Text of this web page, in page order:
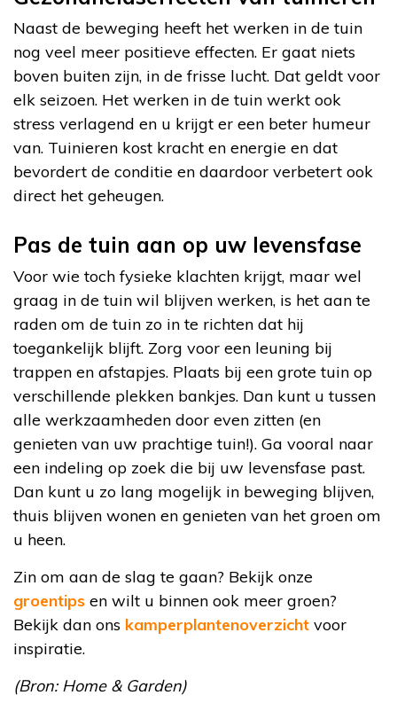
Naast de beweging heeft het werken in de tuin
nog veel meer positieve effecten. Er gaat niets
boven buiten zijn, in de frisse lucht. Dat geldt voor
elk seizoen. Het werken in de tuin werkt ook
stress verlagend en u krijgt er een beter humeur
van. Tuinieren kost kracht en energie en dat
bevordert de conditie en daardoor verbetert ook
direct het geheugen.
Pas de tuin aan op uw levensfase
Voor wie toch fysieke klachten krijgt, maar wel
graag in de tuin wil blijven werken, is het aan te
raden om de tuin zo in te richten dat hij
toegankelijk blijft. Zorg voor een leuning bij
trappen en afstapjes. Plaats bij een grote tuin op
verschillende plekken bankjes. Dan kunt u tussen
alle werkzaamheden door even zitten (en
genieten van uw prachtige tuin!). Ga vooral naar
een indeling op zoek die bij uw levensfase past.
Dan kunt u zo lang mogelijk in beweging blijven,
thuis blijven wonen en genieten van het groen om
u heen.
Zin om aan de slag te gaan? Bekijk onze
groentips en wilt u binnen ook meer groen?
Bekijk dan ons kamperplantenoverzicht voor
inspiratie.
(Bron: Home & Garden)